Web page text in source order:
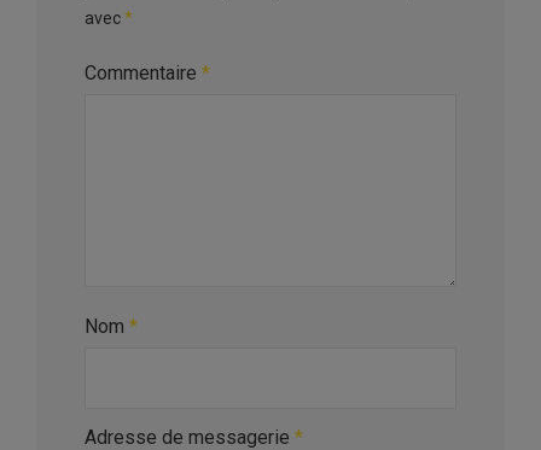
avec*
Commentaire *
Nom *
Adresse de messagerie *